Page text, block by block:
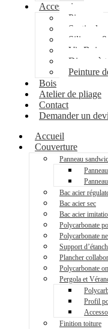
Accessoires
Pipeco
Sortie de
Silicone
Vis Bois
Disque à
Peinture
Bois
Atelier de pliage
Contact
Demander un
Accueil
Couverture
Panneau
Bac acier
Bac acier sec
Bac acier
Polycarbonate
Polycarbonate
Support
Plancher
Polycarbonate
Pergola et
Profil
Finition toiture